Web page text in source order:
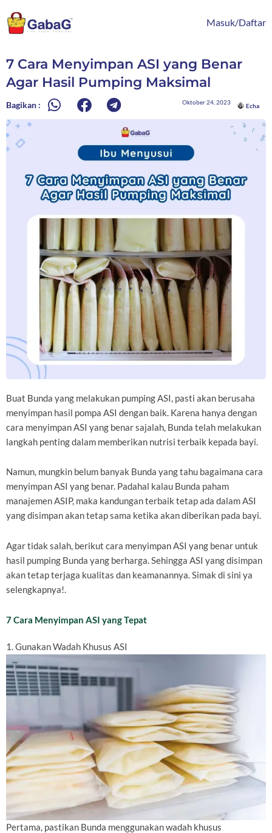
ke
konten
Masuk/Daftar
7 Cara Menyimpan ASI yang Benar
Agar Hasil Pumping Maksimal
Bagikan : Oktober 24, 2023
Echa
Buat Bunda yang melakukan pumping ASI, pasti akan berusaha
menyimpan hasil pompa ASI dengan baik. Karena hanya dengan
cara menyimpan ASI yang benar sajalah, Bunda telah melakukan
langkah penting dalam memberikan nutrisi terbaik kepada bayi.
Namun, mungkin belum banyak Bunda yang tahu bagaimana cara
menyimpan ASI yang benar. Padahal kalau Bunda paham
manajemen ASIP, maka kandungan terbaik tetap ada dalam ASI
yang disimpan akan tetap sama ketika akan diberikan pada bayi.
Agar tidak salah, berikut cara menyimpan ASI yang benar untuk
hasil pumping Bunda yang berharga. Sehingga ASI yang disimpan
akan tetap terjaga kualitas dan keamanannya. Simak di sini ya
selengkapnya!.
7 Cara Menyimpan ASI yang Tepat
1. Gunakan Wadah Khusus ASI
Pertama, pastikan Bunda menggunakan wadah khusus